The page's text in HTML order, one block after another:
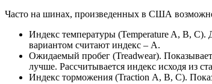
Часто на шинах, произведенных в США возможно
Индекс температуры (Temperature A, B,
вариантом считают индекс – A.
Ожидаемый пробег (Treadwear).
лучше. Рассчитывается индекс исходя из
Индекс торможения (Traction А, В, С).